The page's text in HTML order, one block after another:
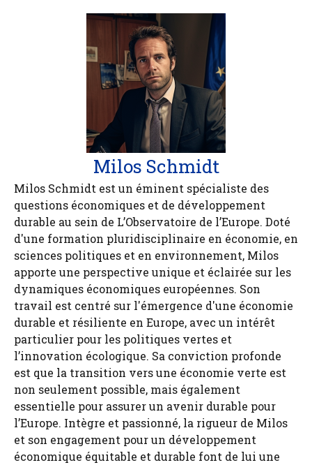
Milos Schmidt
Milos Schmidt est un éminent spécialiste des
questions économiques et de développement
durable au sein de L’Observatoire de l’Europe. Doté
d'une formation pluridisciplinaire en économie, en
sciences politiques et en environnement, Milos
apporte une perspective unique et éclairée sur les
dynamiques économiques européennes. Son
travail est centré sur l'émergence d'une économie
durable et résiliente en Europe, avec un intérêt
particulier pour les politiques vertes et
l’innovation écologique. Sa conviction profonde
est que la transition vers une économie verte est
non seulement possible, mais également
essentielle pour assurer un avenir durable pour
l’Europe. Intègre et passionné, la rigueur de Milos
et son engagement pour un développement
économique équitable et durable font de lui une